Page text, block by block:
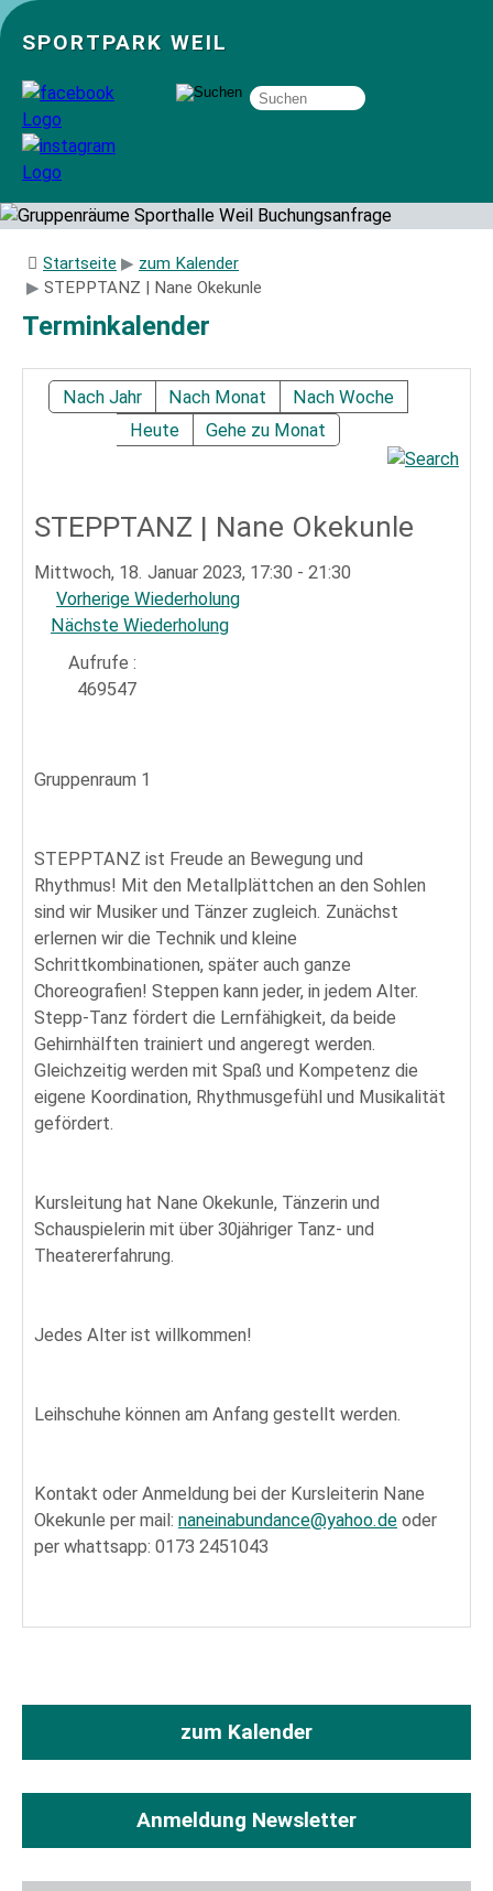
SPORTPARK WEIL
Über uns
Startseite
Angebote
Sozial- und Gruppenräume
Startseite
zum Kalender
STEPPTANZ | Nane Okekunle
Terminkalender
Nach Jahr Nach Monat
Nach Woche
Heute
Gehe zu Monat
STEPPTANZ | Nane Okekunle
Mittwoch, 18. Januar 2023, 17:30 - 21:30
Vorherige Wiederholung
Nächste Wiederholung
Aufrufe :
469547
Gruppenraum 1
STEPPTANZ ist Freude an Bewegung und
Rhythmus! Mit den Metallplättchen an den Sohlen
sind wir Musiker und Tänzer zugleich. Zunächst
erlernen wir die Technik und kleine
Schrittkombinationen, später auch ganze
Choreografien! Steppen kann jeder, in jedem Alter.
Stepp-Tanz fördert die Lernfähigkeit, da beide
Gehirnhälften trainiert und angeregt werden.
Gleichzeitig werden mit Spaß und Kompetenz die
eigene Koordination, Rhythmusgefühl und Musikalität
gefördert.
Kursleitung hat Nane Okekunle, Tänzerin und
Schauspielerin mit über 30jähriger Tanz- und
Theatererfahrung.
Jedes Alter ist willkommen!
Leihschuhe können am Anfang gestellt werden.
Kontakt oder Anmeldung bei der Kursleiterin Nane
Okekunle per mail: naneinabundance@yahoo.de oder
per whattsapp: 0173 2451043
zum Kalender
Anmeldung Newsletter